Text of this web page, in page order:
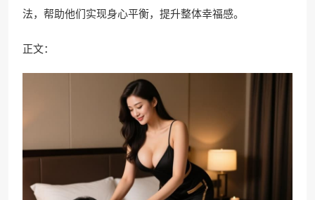
法，帮助他们实现身心平衡，提升整体幸福感。
正文：